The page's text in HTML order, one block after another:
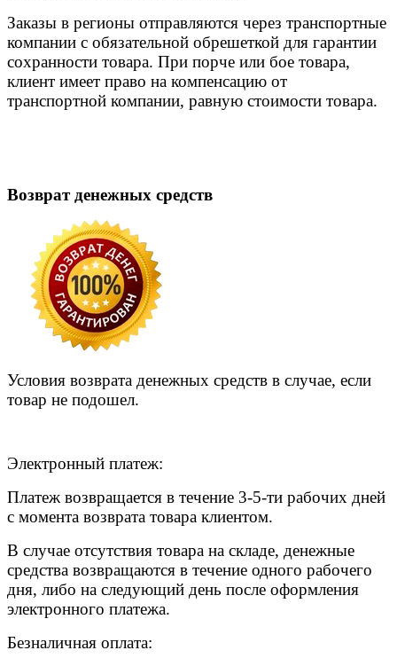
Заказы в регионы отправляются через транспортные
компании с обязательной обрешеткой для гарантии
сохранности товара. При порче или бое товара,
клиент имеет право на компенсацию от
транспортной компании, равную стоимости товара.
Возврат денежных средств
Условия возврата денежных средств в случае, если
товар не подошел.
Электронный платеж:
Платеж возвращается в течение 3-5-ти рабочих дней
с момента возврата товара клиентом.
В случае отсутствия товара на складе, денежные
средства возвращаются в течение одного рабочего
дня, либо на следующий день после оформления
электронного платежа.
Безналичная оплата: